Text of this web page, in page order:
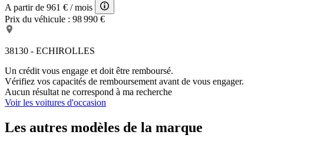
A partir de 961 € / mois
Prix du véhicule : 98 990 €
38130 - ECHIROLLES
Un crédit vous engage et doit être remboursé.
Vérifiez vos capacités de remboursement avant de vous engager.
Aucun résultat ne correspond à ma recherche
Voir les voitures d'occasion
Les autres modèles de la marque